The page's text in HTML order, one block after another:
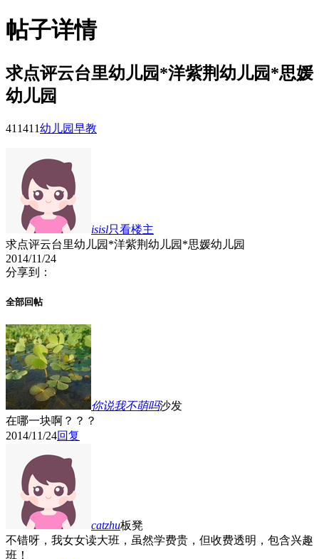
帖子详情
求点评云台里幼儿园*洋紫荆幼儿园*思媛
幼儿园
411411幼儿园早教
isisl只看楼主
求点评云台里幼儿园*洋紫荆幼儿园*思媛幼儿园
2014/11/24
分享到：
全部回帖
你说我不萌吗沙发
在哪一块啊？？？
2014/11/24回复
catzhu板凳
不错呀，我女女读大班，虽然学费贵，但收费透明，包含兴趣
班！